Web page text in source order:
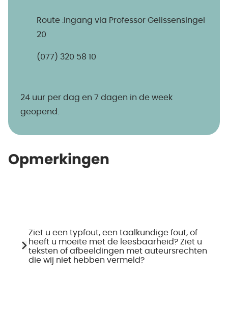
Route :Ingang via Professor Gelissensingel
20
(077) 320 58 10
24 uur per dag en 7 dagen in de week
geopend.
Opmerkingen
Ziet u een typfout, een taalkundige fout, of
heeft u moeite met de leesbaarheid? Ziet u
teksten of afbeeldingen met auteursrechten
die wij niet hebben vermeld?